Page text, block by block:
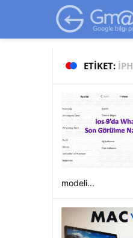
google-site-
ETIKET:
modeli...